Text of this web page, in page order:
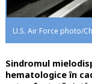
U.S. Air Force photo/
Sindromul
hematologice în